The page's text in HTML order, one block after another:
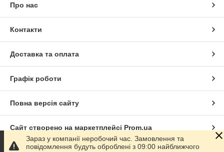
Про нас
Контакти
Доставка та оплата
Графік роботи
Повна версія сайту
Сайт створено на маркетплейсі Prom.ua
Зараз у компанії неробочий час. Замовлення та
повідомлення будуть оброблені з 09:00 найближчого